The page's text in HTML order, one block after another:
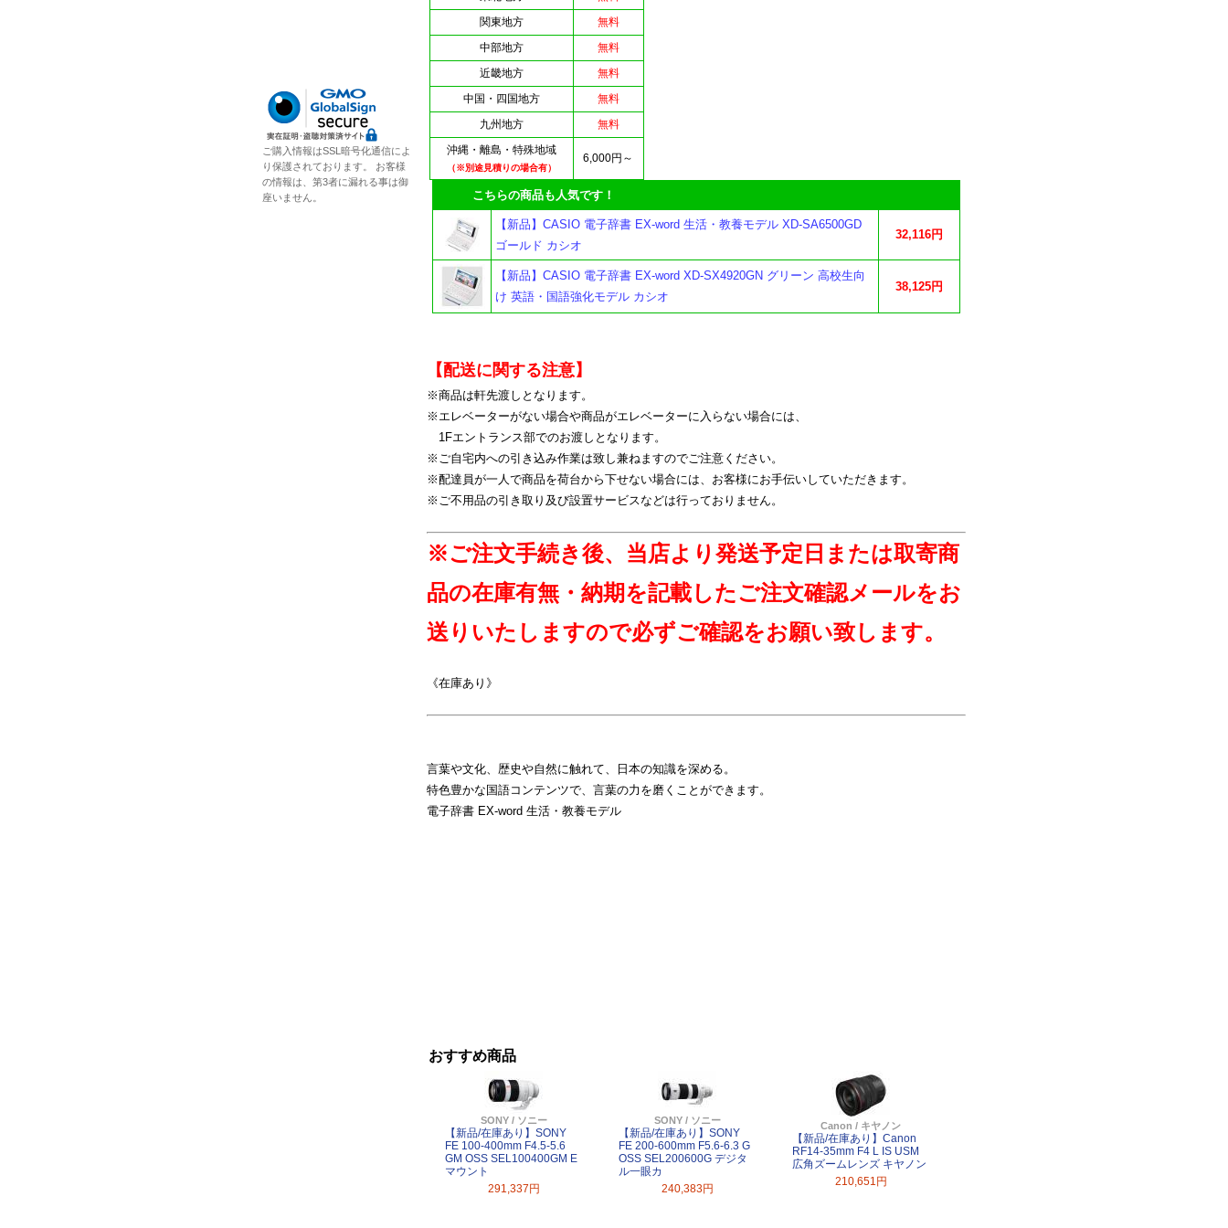
関東地方
無料
中部地方
無料
近畿地方
無料
中国・四国地方
無料
九州地方
無料
沖縄・離島・特殊地域
（※別途見積りの場合有）
6,000円～
こちらの商品も人気です！
【新品】CASIO 電子辞書 EX-word 生活・教養モデル XD-SA6500GD
ゴールド カシオ
32,116円
【新品】CASIO 電子辞書 EX-word XD-SX4920GN グリーン 高校生向
け 英語・国語強化モデル カシオ
38,125円
【配送に関する注意】
※商品は軒先渡しとなります。
※エレベーターがない場合や商品がエレベーターに入らない場合には、
1Fエントランス部でのお渡しとなります。
※ご自宅内への引き込み作業は致し兼ねますのでご注意ください。
※配達員が一人で商品を荷台から下せない場合には、お客様にお手伝いしていただきます。
※ご不用品の引き取り及び設置サービスなどは行っておりません。
※ご注文手続き後、当店より発送予定日または取寄商
品の在庫有無・納期を記載したご注文確認メールをお
送りいたしますので必ずご確認をお願い致します。
《在庫あり》
言葉や文化、歴史や自然に触れて、日本の知識を深める。
特色豊かな国語コンテンツで、言葉の力を磨くことができます。
電子辞書 EX-word 生活・教養モデル
おすすめ商品
SONY / ソニー
【新品/在庫あり】SONY
FE 100-400mm F4.5-5.6
GM OSS SEL100400GM E
マウント
291,337円
SONY / ソニー
【新品/在庫あり】SONY
FE 200-600mm F5.6-6.3 G
OSS SEL200600G デジタ
ル一眼カ
240,383円
Canon / キヤノン
【新品/在庫あり】Canon
RF14-35mm F4 L IS USM
広角ズームレンズ キヤノン
210,651円
ご購入情報はSSL暗号化通信によ
り保護されております。 お客様
の情報は、第3者に漏れる事は御
座いません。